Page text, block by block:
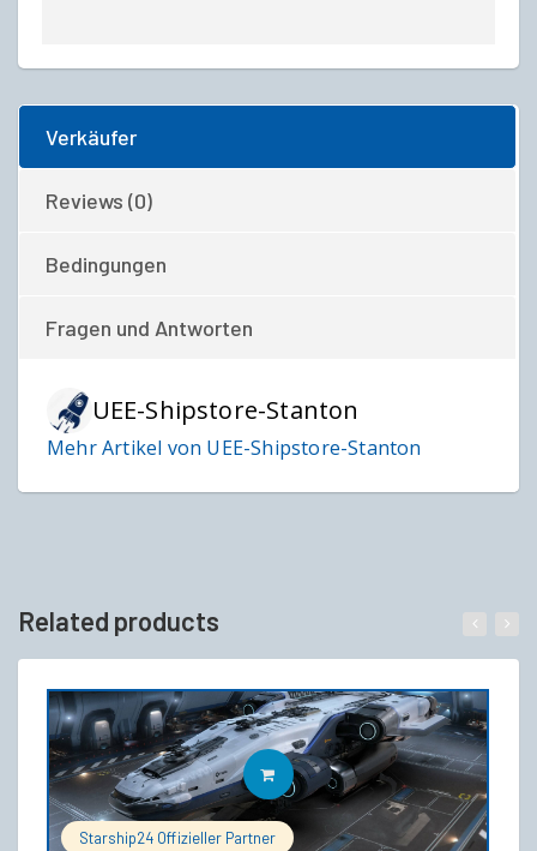
Verkäufer
Reviews (0)
Bedingungen
Fragen und Antworten
UEE-Shipstore-Stanton
Mehr Artikel von UEE-Shipstore-Stanton
Related products
Starship24 Offizieller Partner
IN DEN WARENKORB